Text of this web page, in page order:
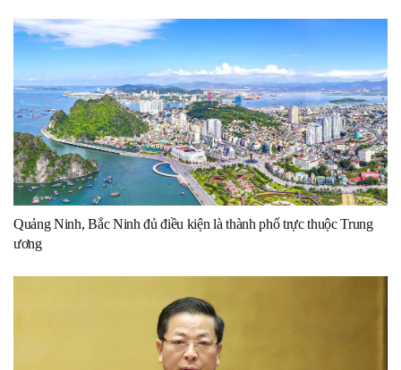
Quảng Ninh, Bắc Ninh đủ điều kiện là thành phố trực thuộc Trung
ương